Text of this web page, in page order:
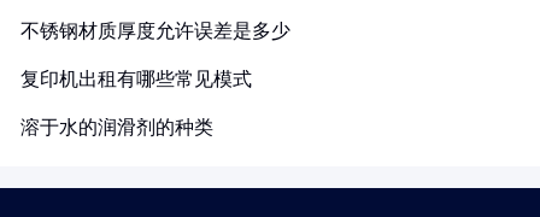
不锈钢材质厚度允许误差是多少
复印机出租有哪些常见模式
溶于水的润滑剂的种类